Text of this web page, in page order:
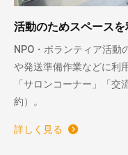
活動のためスペース
NPO・ボランティア活動
や発送準備作業などに利
「サロンコーナー」「
約）。
詳しく見る